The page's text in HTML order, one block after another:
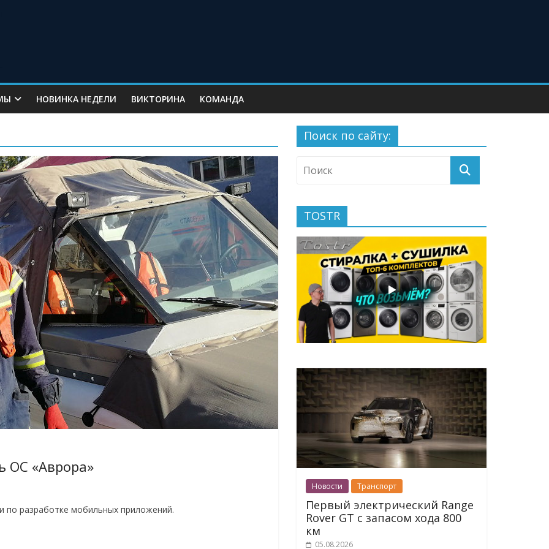
НОВИНКА НЕДЕЛИ ВИКТОРИНА КОМАНДА
ОС «Аврора»
по разработке мобильных приложений.
Поиск по сайту:
TOSTR
Новости Транспорт
Первый электрический Range
Rover GT с запасом хода 800
км
05.08.2026